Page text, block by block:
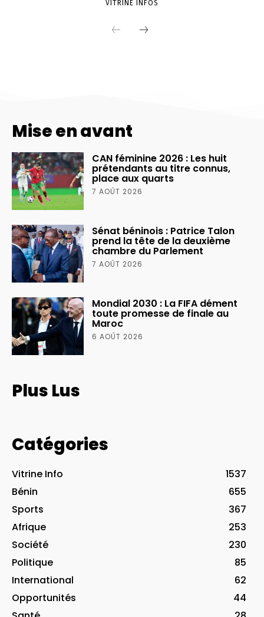
Mise en avant
CAN féminine 2026 : Les huit
prétendants au titre connus,
place aux quarts
7 AOÛT 2026
Sénat béninois : Patrice Talon
prend la tête de la deuxième
chambre du Parlement
7 AOÛT 2026
Mondial 2030 : La FIFA dément
toute promesse de finale au
Maroc
6 AOÛT 2026
Plus Lus
Catégories
Vitrine Info
1537
Bénin
655
Sports
367
Afrique
253
Société
230
Politique
85
International
62
Opportunités
44